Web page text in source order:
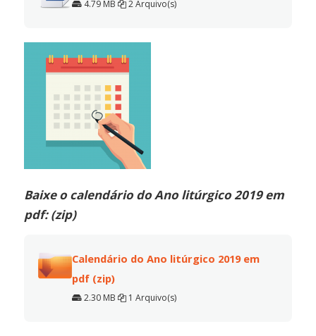
4.79 MB 2 Arquivo(s)
Baixe o calendário do Ano litúrgico 2019 em
pdf: (zip)
Calendário do Ano litúrgico 2019 em
pdf (zip)
2.30 MB 1 Arquivo(s)